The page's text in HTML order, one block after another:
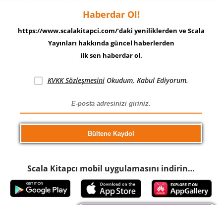
Haberdar Ol!
https://www.scalakitapci.com/’daki yeniliklerden ve Scala
Yayınları hakkında güncel haberlerden
ilk sen haberdar ol.
KVKK SözleşmesiniOkudum, Kabul Ediyorum.
Scala Kitapcı mobil uygulamasını indirin…